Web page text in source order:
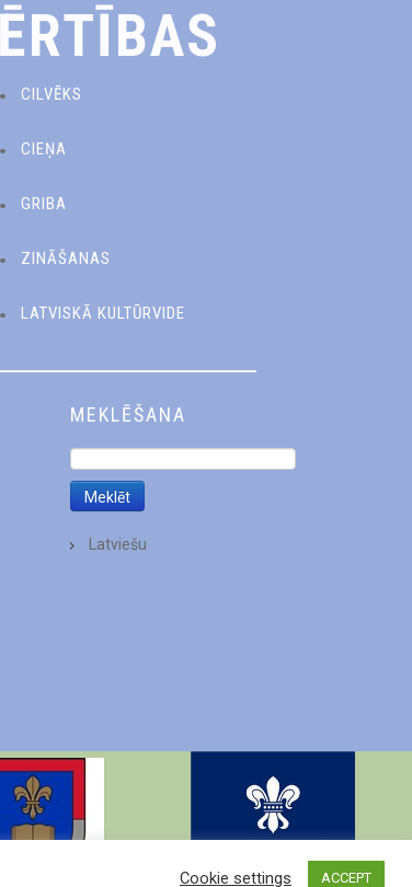
CILVĒKS
CIEŅA
GRIBA
ZINĀŠANAS
LATVISKĀ KULTŪRVIDE
MEKLĒŠANA
Latviešu
Cookie settings ACCEPT